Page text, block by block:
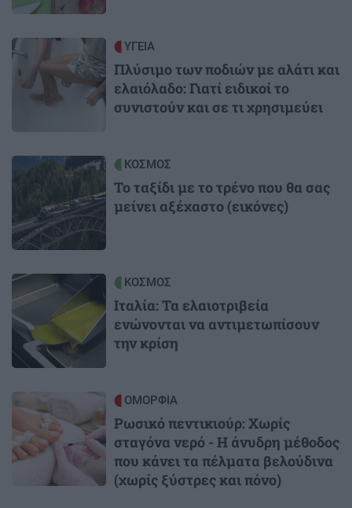
Image ΥΓΕΙΑ
Πλύσιμο των ποδιών με αλάτι και
ελαιόλαδο: Γιατί ειδικοί το
συνιστούν και σε τι χρησιμεύει
Image ΚΟΣΜΟΣ
Το ταξίδι με το τρένο που θα σας
μείνει αξέχαστο (εικόνες)
Image ΚΟΣΜΟΣ
Ιταλία: Τα ελαιοτριβεία
ενώνονται να αντιμετωπίσουν
την κρίση
ΟΜΟΡΦΙΑ
Ρωσικό πεντικιούρ: Χωρίς
σταγόνα νερό - Η άνυδρη μέθοδος
που κάνει τα πέλματα βελούδινα
(χωρίς ξύστρες και πόνο)